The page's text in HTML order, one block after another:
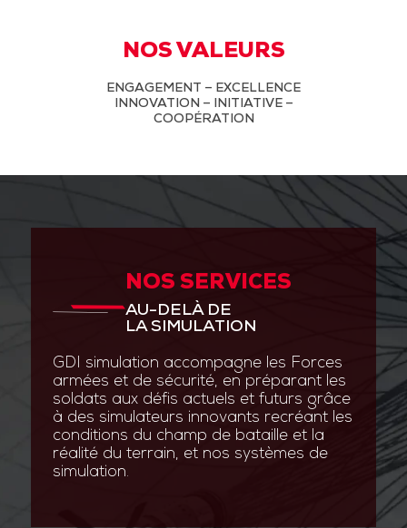
NOS VALEURS
ENGAGEMENT – EXCELLENCE
INNOVATION – INITIATIVE –
COOPÉRATION
NOS SERVICES
AU-DELÀ DE
LA SIMULATION
GDI simulation accompagne les Forces
armées et de sécurité, en préparant les
soldats aux défis actuels et futurs grâce
à des simulateurs innovants recréant les
conditions du champ de bataille et la
réalité du terrain, et nos systèmes de
simulation.